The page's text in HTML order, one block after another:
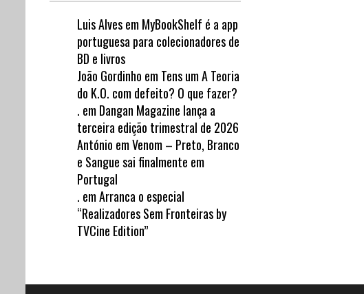
Luis Alvesem MyBookShelf é a app
portuguesa para colecionadores de
BD e livros
João Gordinho em Tens um A Teoria
do K.O. com defeito? O que fazer?
. em Dangan Magazine lança a
terceira edição trimestral de 2026
António emVenom – Preto, Branco
e Sangue sai finalmente em
Portugal
. emArranca o especial
“Realizadores Sem Fronteiras by
TVCine Edition”